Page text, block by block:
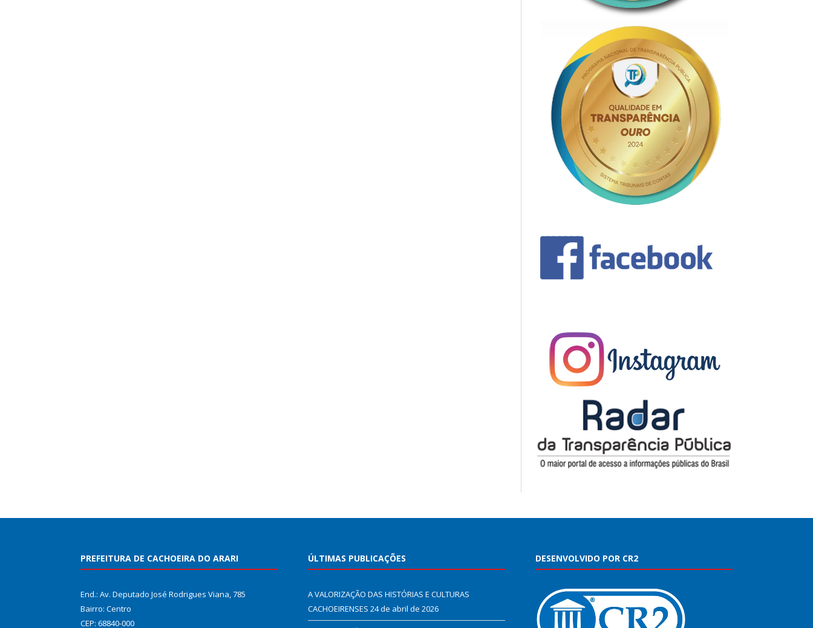
PREFEITURA DE CACHOEIRA DO ARARI
End.: Av. Deputado José Rodrigues Viana, 785
Bairro: Centro
CEP: 68840-000
ÚLTIMAS PUBLICAÇÕES
A VALORIZAÇÃO DAS HISTÓRIAS E CULTURAS
CACHOEIRENSES 24 de abril de 2026
DESENVOLVIDO POR CR2